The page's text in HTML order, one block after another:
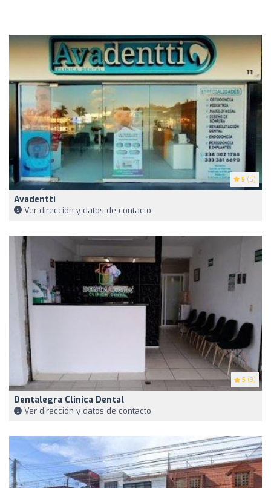
5 (5)
Avadentti
Ver dirección y datos de contacto
5 (3)
Dentalegra Clinica Dental
Ver dirección y datos de contacto